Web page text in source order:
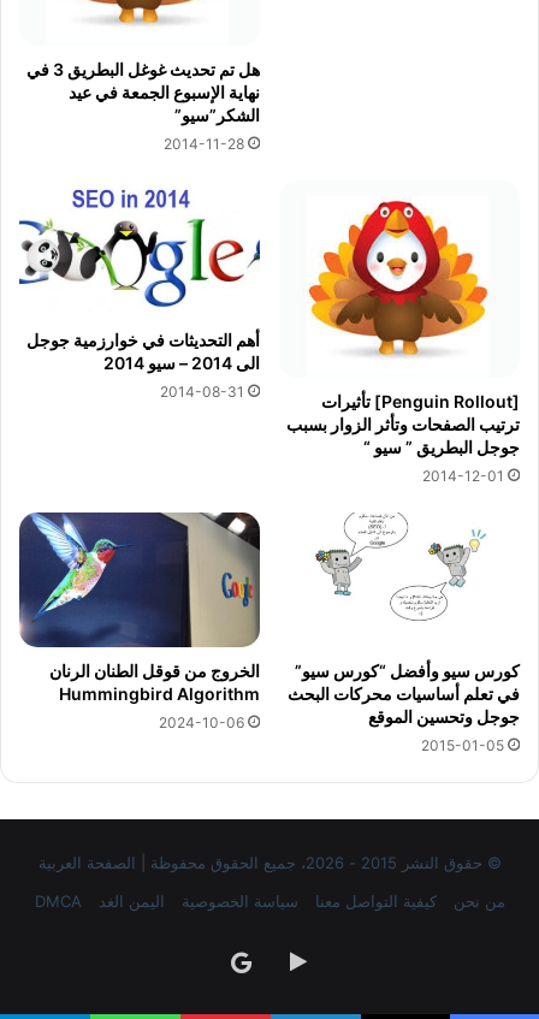
هل تم تحديث غوغل البطريق 3 في
نهاية الإسبوع الجمعة في عيد
الشكر”سيو”
2014-11-28
[Penguin Rollout] تأثيرات
ترتيب الصفحات وتأثر الزوار بسبب
جوجل البطريق ” سيو “
2014-12-01
أهم التحديثات في خوارزمية جوجل
الى 2014 – سيو 2014
2014-08-31
كورس سيو وأفضل “كورس سيو”
في تعلم أساسيات محركات البحث
جوجل وتحسين الموقع
2015-01-05
الخروج من قوقل الطنان الرنان
Hummingbird Algorithm
2024-10-06
© حقوق النشر 2015 - 2026، جميع الحقوق محفوظة | الصفحة العربية
من نحن
كيفية التواصل معنا سياسة الخصوصية اليمن الغد DMCA
‏Google
google